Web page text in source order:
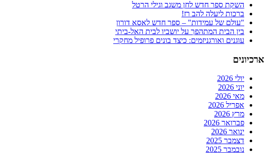
השקת ספר חדש לחן משגב וגילי הרטל
ברכות ליעלה להב רז!
"עולם של עמידות" – ספר חדש לאסא דורון
בין הבית המתהפך על יושביו לבית האל-ביתי
עוגנים ואורגניזמים: כיצד בונים פרופיל מחקרי
ארכיונים
יולי 2026
יוני 2026
מאי 2026
אפריל 2026
מרץ 2026
פברואר 2026
ינואר 2026
דצמבר 2025
נובמבר 2025